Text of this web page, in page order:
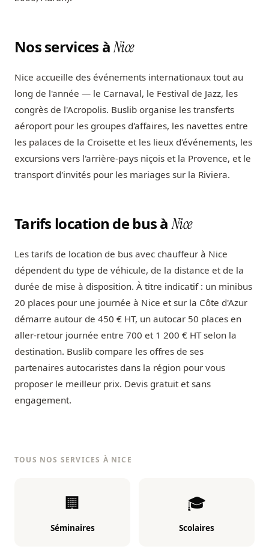
Nos services àNice
Nice accueille des événements internationaux tout au
long de l'année — le Carnaval, le Festival de Jazz, les
congrès de l'Acropolis. Buslib organise les transferts
aéroport pour les groupes d'affaires, les navettes entre
les palaces de la Croisette et les lieux d'événements, les
excursions vers l'arrière-pays niçois et la Provence, et le
transport d'invités pour les mariages sur la Riviera.
Tarifs location de bus àNice
Les tarifs de location de bus avec chauffeur à Nice
dépendent du type de véhicule, de la distance et de la
durée de mise à disposition. À titre indicatif : un minibus
20 places pour une journée à Nice et sur la Côte d'Azur
démarre autour de 450 € HT, un autocar 50 places en
aller-retour journée entre 700 et 1 200 € HT selon la
destination. Buslib compare les offres de ses
partenaires autocaristes dans la région pour vous
proposer le meilleur prix. Devis gratuit et sans
engagement.
TOUS NOS SERVICES À NICE
🏢
Séminaires
🎓
Scolaires